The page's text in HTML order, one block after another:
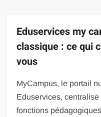
Eduservices my
classique : ce qui
vous
MyCampus, le portail
Eduservices,
fonctions